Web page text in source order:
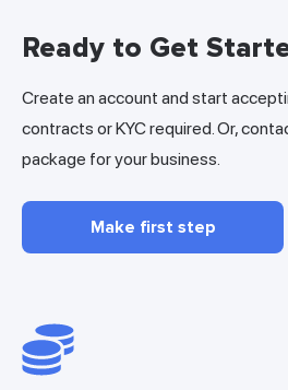
Ready to Get
Create an account and start
contracts or KYC required. Or,
package for your business.
Make first step